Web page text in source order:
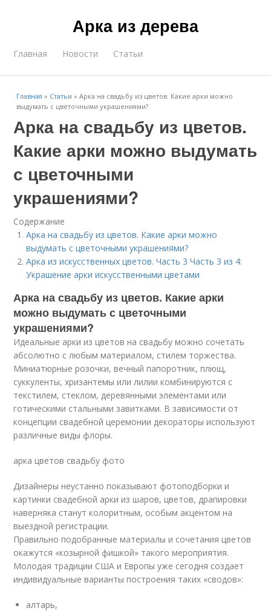
Арка из дерева
Главная Новости Статьи
Главная » Статьи »Арка на свадьбу из цветов. Какие арки можно
выдумать с цветочными украшениями?
Арка на свадьбу из цветов.
Какие арки можно выдумать
с цветочными
украшениями?
Содержание
Арка на свадьбу из цветов. Какие арки можно
выдумать с цветочными украшениями?
Арка из искусственных цветов. Часть 3 Часть 3 из 4:
Украшение арки искусственными цветами
Арка на свадьбу из цветов. Какие арки
можно выдумать с цветочными
украшениями?
Идеальные арки из цветов на свадьбу можно сочетать
абсолютно с любым материалом, стилем торжества.
Миниатюрные розочки, вечный папоротник, плющ,
суккуленты, хризантемы или лилии комбинируются с
текстилем, стеклом, деревянными элементами или
готическими стальными завитками. В зависимости от
концепции свадебной церемонии декораторы используют
различные виды флоры.
арка цветов свадьбу фото
Дизайнеры неустанно показывают фотоподборки и
картинки свадебной арки из шаров, цветов, драпировки
наверняка станут колоритным, особым акцентом на
выездной регистрации.
Правильно подобранные материалы и сочетания цветов
окажутся «козырной фишкой» такого мероприятия.
Молодая традиции США и Европы уже сегодня создает
индивидуальные варианты построения таких «сводов»:
алтарь,